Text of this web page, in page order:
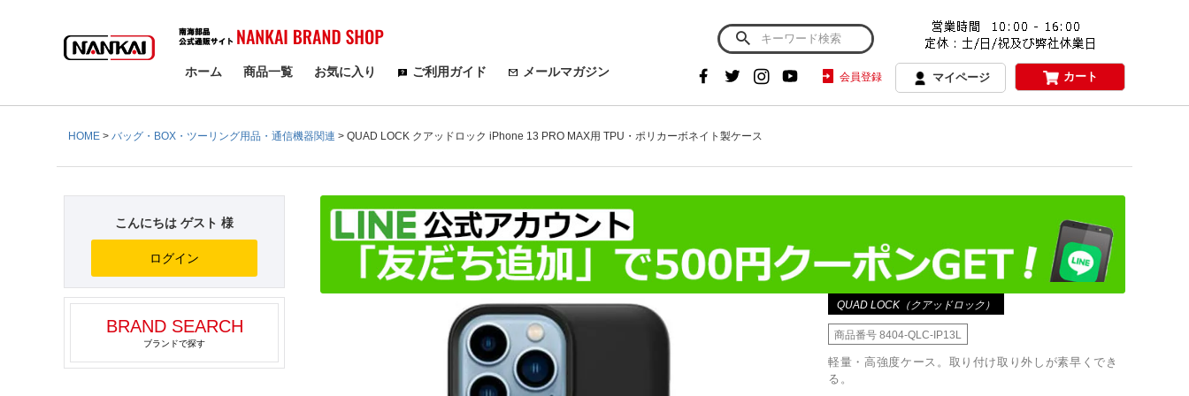
検索
ホーム 商品一覧 お気に入り ご利用ガイド メールマガジン 会員登録 マイページ カート
HOME バッグ・BOX・ツーリング用品・通信機器関連 QUAD LOCK クアッドロック iPhone 13 PRO MAX用 TPU・ポリカーボネイト製ケース
こんにちは ゲスト 様
ログイン
BRAND SEARCH
ブランドで探す
QUAD LOCK（クアッドロック）
商品番号 8404-QLC-IP13L
軽量・高強度ケース。取り付け取り外しが素早くでき
る。